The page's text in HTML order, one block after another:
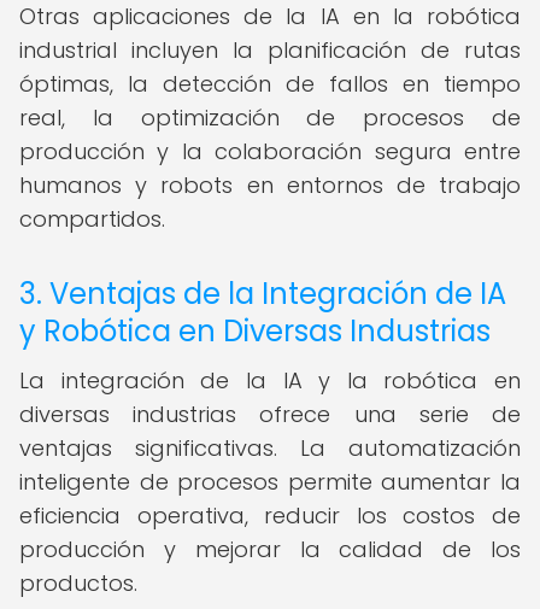
Otras aplicaciones de la IA en la robótica
industrial incluyen la planificación de rutas
óptimas, la detección de fallos en tiempo
real, la optimización de procesos de
producción y la colaboración segura entre
humanos y robots en entornos de trabajo
compartidos.
3. Ventajas de la Integración de IA
y Robótica en Diversas Industrias
La integración de la IA y la robótica en
diversas industrias ofrece una serie de
ventajas significativas. La automatización
inteligente de procesos permite aumentar la
eficiencia operativa, reducir los costos de
producción y mejorar la calidad de los
productos.